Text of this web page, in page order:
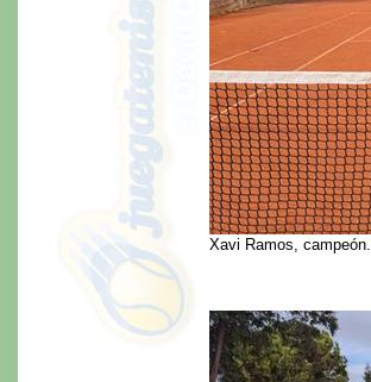
Xavi Ramos, campeón.